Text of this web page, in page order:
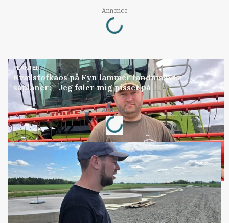
Annonce
Loading...
PLANTER
Kvælstofkaos på Fyn lammer landmænds
såplaner: - Jeg føler mig pisset på
Annonce
Loading...